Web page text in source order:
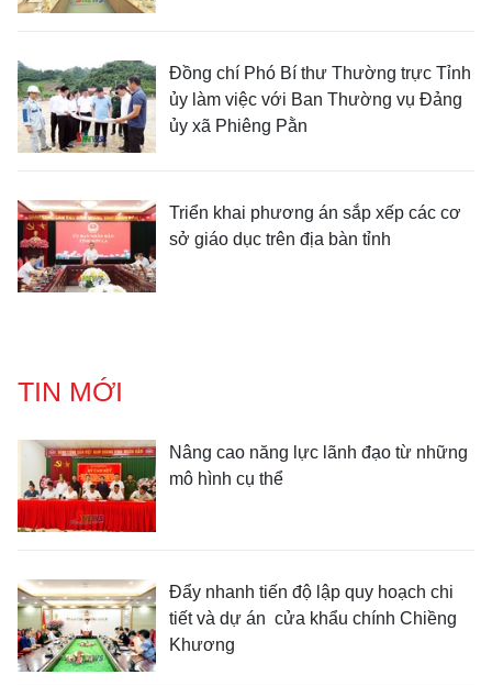
Đồng chí Phó Bí thư Thường trực Tỉnh
ủy làm việc với Ban Thường vụ Đảng
ủy xã Phiêng Pằn
Triển khai phương án sắp xếp các cơ
sở giáo dục trên địa bàn tỉnh
TIN MỚI
Nâng cao năng lực lãnh đạo từ những
mô hình cụ thể
Đẩy nhanh tiến độ lập quy hoạch chi
tiết và dự án cửa khẩu chính Chiềng
Khương